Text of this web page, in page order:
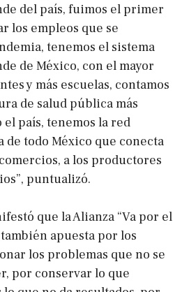
del país, fuimos el primer
los empleos que se
tenemos el sistema
de México, con el mayor
y más escuelas, contamos
de salud pública más
país, tenemos la red
de todo México que conecta
a los productores
puntualizó.
que la Alianza “Va por el
apuesta por los
los problemas que no se
por conservar lo que